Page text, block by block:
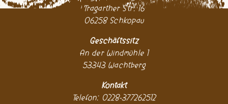
Tragarther Str. 16
06258 Schkopau
Geschäftssitz
An der Windmühle 1
53343 Wachtberg
Kontakt
Telefon: 0228-377262512